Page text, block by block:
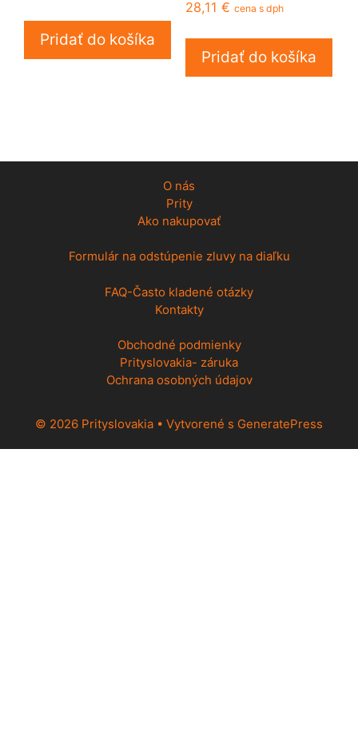
Pridať do košíka
28,11 € cena s dph
Pridať do košíka
O nás
Prity
Ako nakupovať
Formulár na odstúpenie zluvy na diaľku
FAQ-Často kladené otázky
Kontakty
Obchodné podmienky
Prityslovakia- záruka
Ochrana osobných údajov
© 2026 Prityslovakia • Vytvorené s GeneratePress